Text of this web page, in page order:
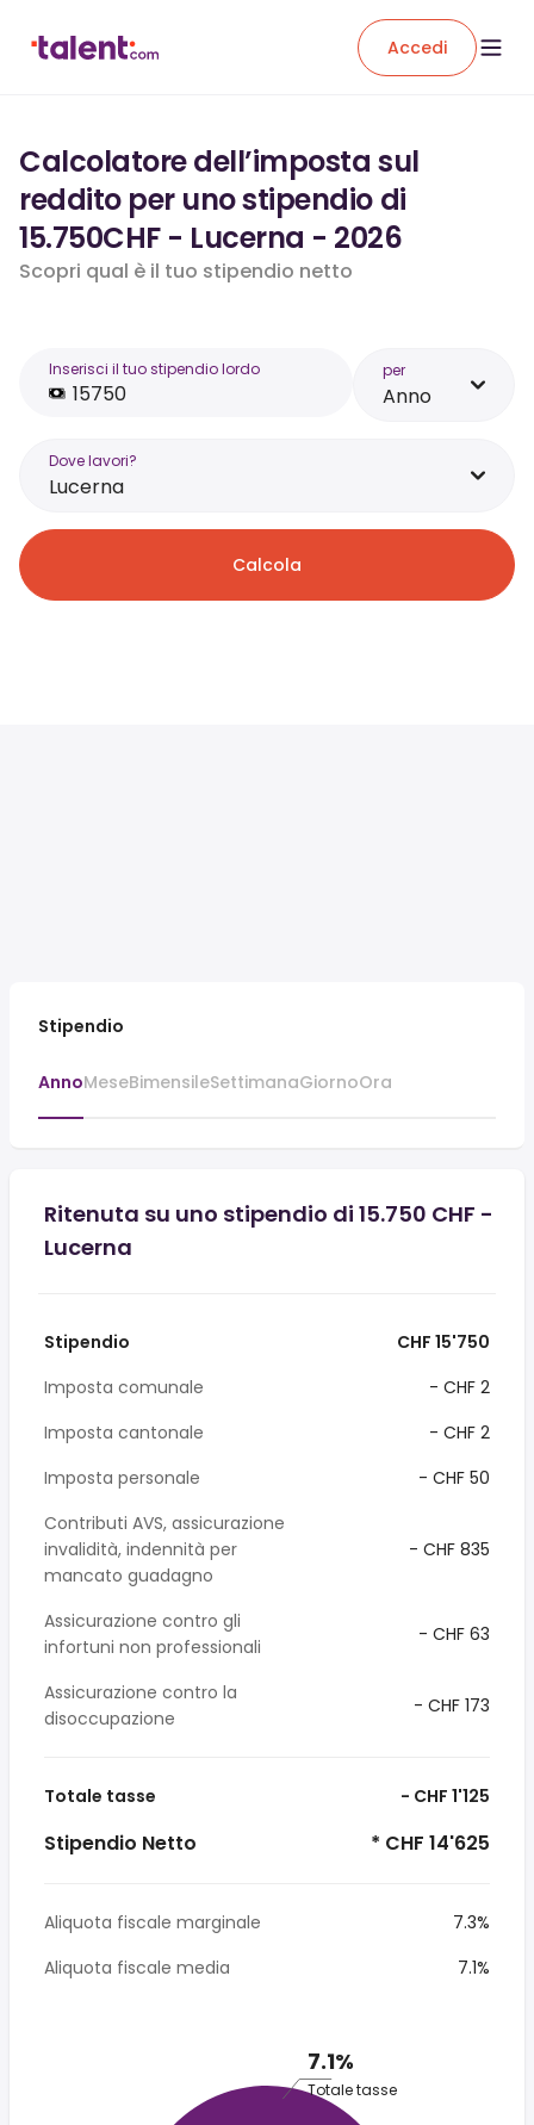
Accedi
Calcolatore dell’imposta sul
reddito per uno stipendio di
15.750CHF - Lucerna - 2026
Scopri qual è il tuo stipendio netto
Inserisci il tuo stipendio lordo per
Anno
Dove lavori?
Lucerna
Calcola
Stipendio
AnnoMeseBimensileSettimanaGiornoOra
Ritenuta su uno stipendio di 15.750 CHF -
Lucerna
Stipendio
CHF 15'750
Imposta comunale
- CHF 2
Imposta cantonale
- CHF 2
Imposta personale
- CHF 50
Contributi AVS, assicurazione
invalidità, indennità per
mancato guadagno
- CHF 835
Assicurazione contro gli
infortuni non professionali
- CHF 63
Assicurazione contro la
disoccupazione
- CHF 173
Totale tasse - CHF 1'125
Stipendio Netto * CHF 14'625
Aliquota fiscale marginale
7.3%
Aliquota fiscale media
7.1%
7.1%
Totale tasse